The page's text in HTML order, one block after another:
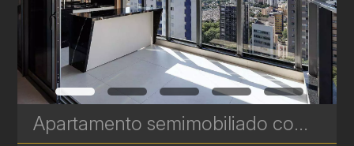
Apartamento semimobiliado com 3 quartos à venda no Talent Água Verde - 156 m² | Ref. 492